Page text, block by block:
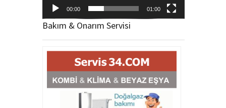
00:00 01:00
Bakım & Onarım Servisi